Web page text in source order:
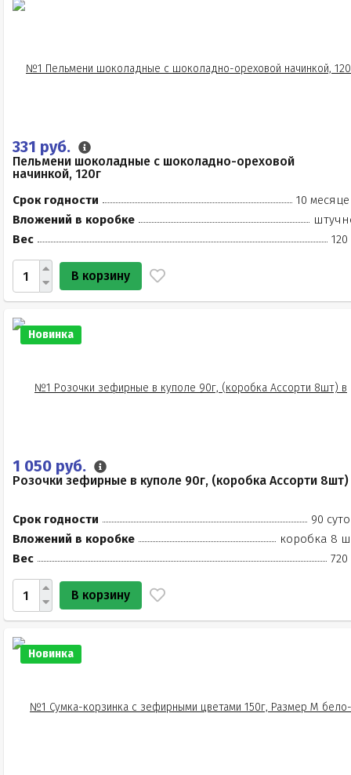
331 руб.
Пельмени шоколадные с шоколадно-ореховой
начинкой, 120г
Срок годности
10
Вложений в коробке
Вес
120
В корзину
Новинка
1 050 руб.
Розочки зефирные в куполе 90г, (коробка Ассорти 8шт)
Срок годности
90
Вложений в коробке
коробка 8
Вес
720
В корзину
Новинка